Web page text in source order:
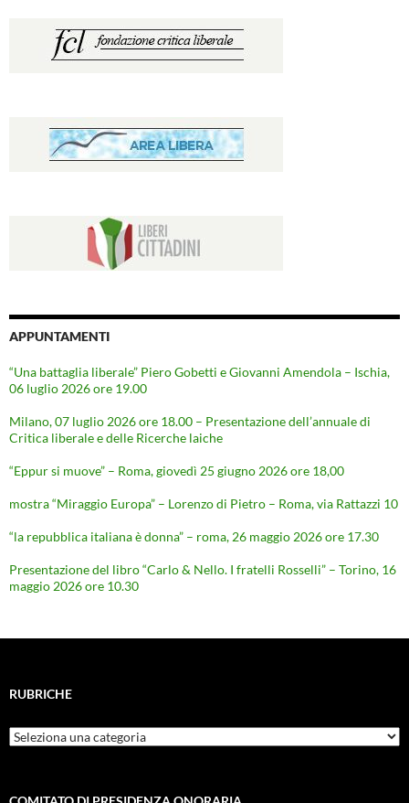
APPUNTAMENTI
“Una battaglia liberale” Piero Gobetti e Giovanni Amendola – Ischia,
06 luglio 2026 ore 19.00
Milano, 07 luglio 2026 ore 18.00 – Presentazione dell’annuale di
Critica liberale e delle Ricerche laiche
“Eppur si muove” – Roma, giovedì 25 giugno 2026 ore 18,00
mostra “Miraggio Europa” – Lorenzo di Pietro – Roma, via Rattazzi 10
“la repubblica italiana è donna” – roma, 26 maggio 2026 ore 17.30
Presentazione del libro “Carlo & Nello. I fratelli Rosselli” – Torino, 16
maggio 2026 ore 10.30
RUBRICHE
Rubriche